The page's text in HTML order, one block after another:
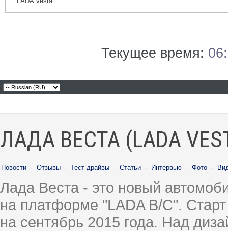
Текущее время:
ЛАДА ВЕСТА (LADA
Новости · Отзывы · Тест-драйвы · Статьи · Интервью · Фото ·
Лада Веста - это новый
на платформе "LADA B/C".
на сентябрь 2015 года. Над